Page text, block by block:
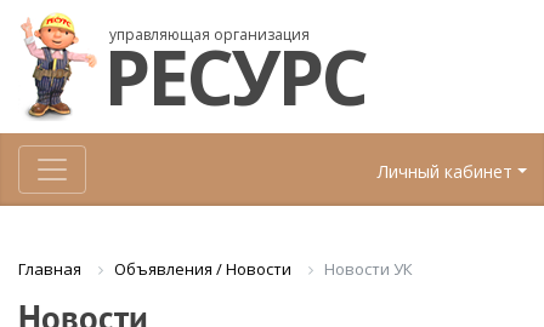
Личный кабинет
управляющая организация
РЕСУРС
Главная Объявления / Новости Новости УК